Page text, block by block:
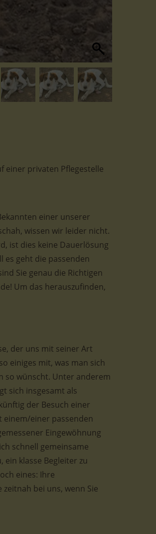
einer privaten Pflegestelle
einer unserer
wissen wir leider nicht.
ist dies keine Dauerlösung
es geht die passenden
Sie genau die Richtigen
Um das herauszufinden,
der uns mit seiner Art
einiges mit, was man sich
so wünscht. Unter anderem
sich insgesamt als
der Besuch einer
einem/einer passenden
Eingewöhnung
schnell gemeinsame
ein klasse Begleiter zu
eines: Ihre
bei uns, wenn Sie